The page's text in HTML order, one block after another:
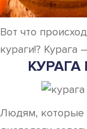
Вот что
кураги!? Курага
Людям, которые